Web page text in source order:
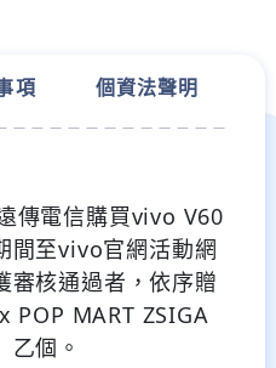
項 個資法聲明
傳電信購買vivo V60
間至vivo官網活動網
審核通過者，依序贈
POP MART ZSIGA
乙個。